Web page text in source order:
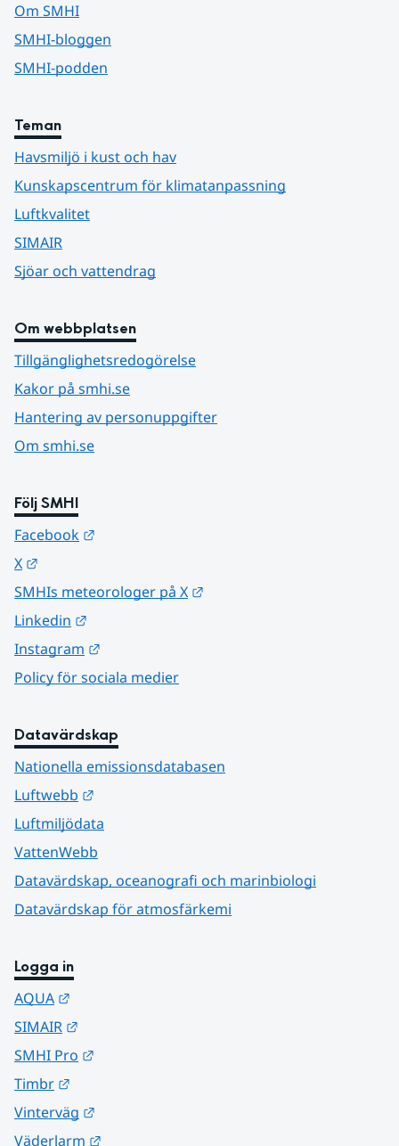
Om SMHI
SMHI-bloggen
SMHI-podden
Teman
Havsmiljö i kust och hav
Kunskapscentrum för klimatanpassning
Luftkvalitet
SIMAIR
Sjöar och vattendrag
Om webbplatsen
Tillgänglighetsredogörelse
Kakor på smhi.se
Hantering av personuppgifter
Om smhi.se
Följ SMHI
Facebook
X
SMHIs meteorologer på X
Linkedin
Instagram
Policy för sociala medier
Datavärdskap
Nationella emissionsdatabasen
Luftwebb
Luftmiljödata
VattenWebb
Datavärdskap, oceanografi och marinbiologi
Datavärdskap för atmosfärkemi
Logga in
AQUA
SIMAIR
SMHI Pro
Timbr
Vinterväg
Väderlarm